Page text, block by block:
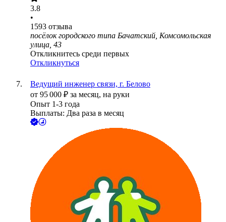
3.8
•
1593 отзыва
посёлок городского типа Бачатский, Комсомольская
улица, 43
Откликнитесь среди первых
Откликнуться
Ведущий инженер связи, г. Белово
от 95 000 ₽ за месяц, на руки
Опыт 1-3 года
Выплаты: Два раза в месяц